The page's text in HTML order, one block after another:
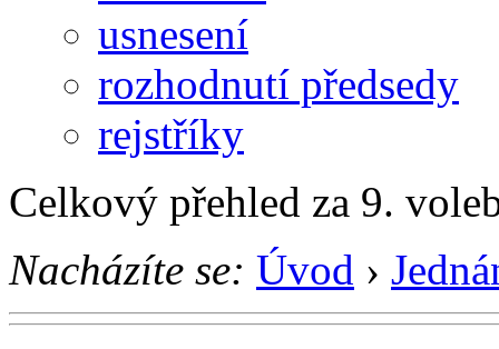
usnesení
rozhodnutí předsedy
rejstříky
Celkový přehled za 9.
Nacházíte se: Úvod ›